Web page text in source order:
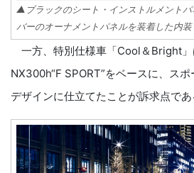
▲ブラックのシート・インストルメント
バーのオーナメントパネルを装着した内装
一方、特別仕様車「Cool＆Bright
NX300h“F SPORT”をベースに、ス
デザインに仕立てたことが訴求点であ